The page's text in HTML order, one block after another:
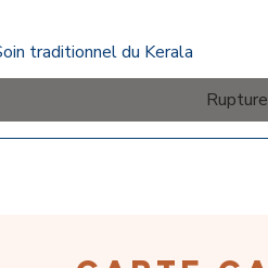
traditionnel du Kerala